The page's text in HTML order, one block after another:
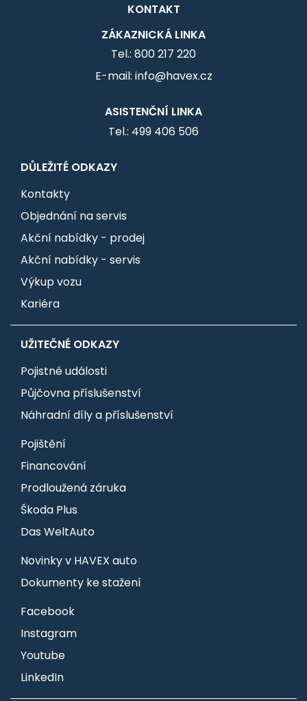
KONTAKT
ZÁKAZNICKÁ LINKA
Tel.: 800 217 220
E-mail: info@havex.cz
ASISTENČNÍ LINKA
Tel.: 499 406 506
DŮLEŽITÉ ODKAZY
Kontakty
Objednání na servis
Akční nabídky - prodej
Akční nabídky - servis
Výkup vozu
Kariéra
UŽITEČNÉ ODKAZY
Pojistné události
Půjčovna příslušenství
Náhradní díly a příslušenství
Pojištění
Financování
Prodloužená záruka
Škoda Plus
Das WeltAuto
Novinky v HAVEX auto
Dokumenty ke stažení
Facebook
Instagram
Youtube
LinkedIn